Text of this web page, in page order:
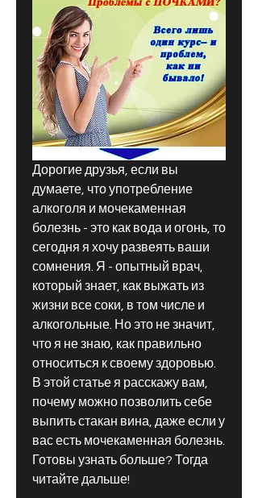
Дорогие друзья, если вы
думаете, что употребление
алкоголя и мочекаменная
болезнь - это как вода и огонь, то
сегодня я хочу развеять ваши
сомнения. Я - опытный врач,
который знает, как выжать из
жизни все соки, в том числе и
алкогольные. Но это не значит,
что я не знаю, как правильно
относиться к своему здоровью.
В этой статье я расскажу вам,
почему можно позволить себе
выпить стакан вина, даже если у
вас есть мочекаменная болезнь.
Готовы узнать больше? Тогда
читайте дальше!